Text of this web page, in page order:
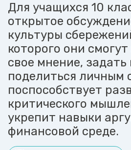
Для учащихся 10
открытое
культуры
которого они
свое мнение,
поделиться личным
поспособствует
критического
укрепит навыки
финансовой среде.